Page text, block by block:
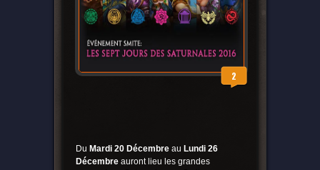
2
Du Mardi 20 Décembreau Lundi 26
Décembreauront lieu les grandes